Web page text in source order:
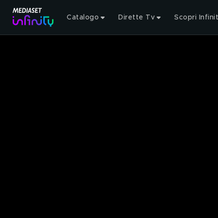
Catalogo Dirette Tv Scopri